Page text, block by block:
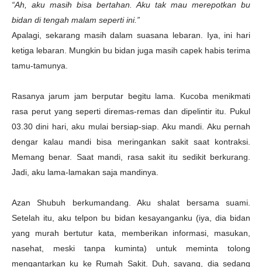
“Ah, aku masih bisa bertahan. Aku tak mau merepotkan bu
bidan di tengah malam seperti ini.”
Apalagi, sekarang masih dalam suasana lebaran. Iya, ini hari
ketiga lebaran. Mungkin bu bidan juga masih capek habis terima
tamu-tamunya.
Rasanya jarum jam berputar begitu lama. Kucoba menikmati
rasa perut yang seperti diremas-remas dan dipelintir itu. Pukul
03.30 dini hari, aku mulai bersiap-siap. Aku mandi. Aku pernah
dengar kalau mandi bisa meringankan sakit saat kontraksi.
Memang benar. Saat mandi, rasa sakit itu sedikit berkurang.
Jadi, aku lama-lamakan saja mandinya.
Azan Shubuh berkumandang. Aku shalat bersama suami.
Setelah itu, aku telpon bu bidan kesayanganku (iya, dia bidan
yang murah bertutur kata, memberikan informasi, masukan,
nasehat, meski tanpa kuminta) untuk meminta tolong
mengantarkan ku ke Rumah Sakit. Duh, sayang, dia sedang